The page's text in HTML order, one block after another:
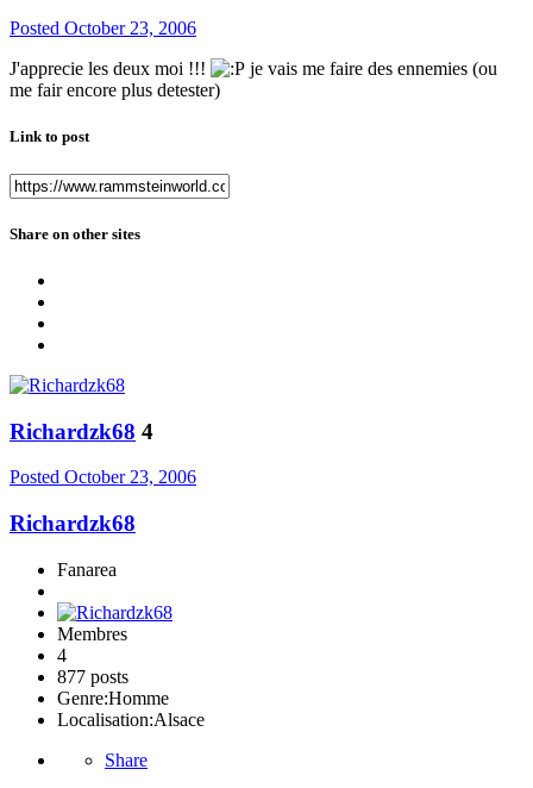
Posted October 23, 2006
J'apprecie les deux moi !!!
je vais me faire des ennemies (ou
me fair encore plus detester)
Link to post
Share on other sites
Richardzk68 4
Posted October 23, 2006
Richardzk68
Fanarea
Membres
4
877 posts
Genre:Homme
Localisation:Alsace
Share